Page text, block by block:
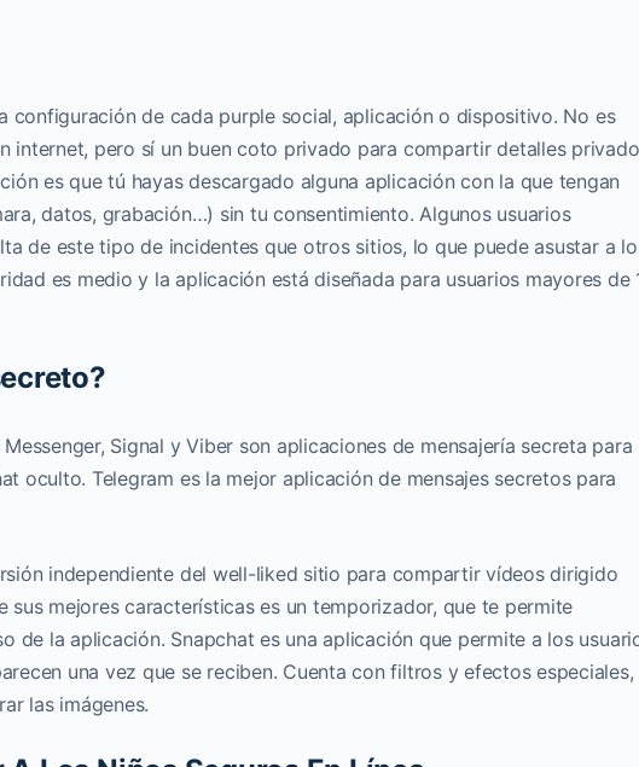
configuración de cada purple social, aplicación o dispositivo. No es
internet, pero sí un buen coto privado para compartir detalles
es que tú hayas descargado alguna aplicación con la que tengan
datos, grabación…) sin tu consentimiento. Algunos usuarios
de este tipo de incidentes que otros sitios, lo que puede asustar a
es medio y la aplicación está diseñada para usuarios mayores de
Signal y Viber son aplicaciones de mensajería secreta para
oculto. Telegram es la mejor aplicación de mensajes secretos para
independiente del well-liked sitio para compartir vídeos dirigido
sus mejores características es un temporizador, que te permite
de la aplicación. Snapchat es una aplicación que permite a los
una vez que se reciben. Cuenta con filtros y efectos especiales,
las imágenes.